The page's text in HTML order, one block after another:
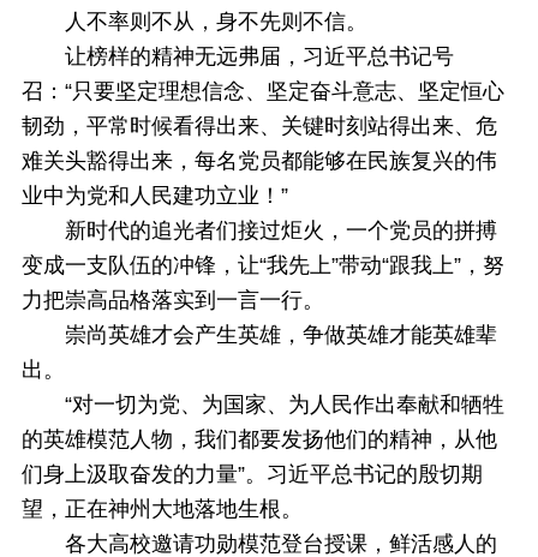
人不率则不从，身不先则不信。
让榜样的精神无远弗届，习近平总书记号
召：“只要坚定理想信念、坚定奋斗意志、坚定恒心
韧劲，平常时候看得出来、关键时刻站得出来、危
难关头豁得出来，每名党员都能够在民族复兴的伟
业中为党和人民建功立业！”
新时代的追光者们接过炬火，一个党员的拼搏
变成一支队伍的冲锋，让“我先上”带动“跟我上”，努
力把崇高品格落实到一言一行。
崇尚英雄才会产生英雄，争做英雄才能英雄辈
出。
“对一切为党、为国家、为人民作出奉献和牺牲
的英雄模范人物，我们都要发扬他们的精神，从他
们身上汲取奋发的力量”。习近平总书记的殷切期
望，正在神州大地落地生根。
各大高校邀请功勋模范登台授课，鲜活感人的